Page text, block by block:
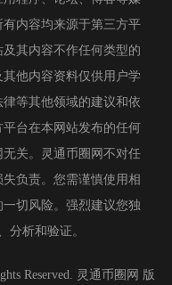
内容均来源于第三方平
其内容不作任何类型的
他内容资料仅供用户学
等其他领域的建议和依
台在本网站发布的任何
关。灵通币圈网不对任
负责。您需谨慎使用相
切风险。强烈建议您独
分析和验证。
Reserved. 灵通币圈网 版